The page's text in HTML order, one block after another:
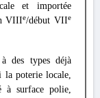
et importée
VIIIe/début VIIe
des types déjà
la poterie locale,
à surface polie,